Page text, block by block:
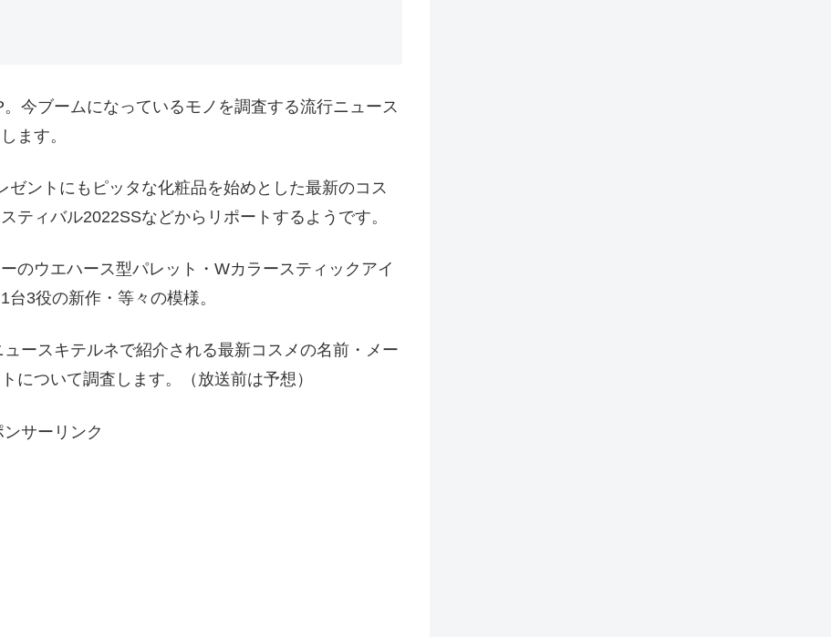
今ブームになっているモノを調査する流行ニュース
ます。
ントにもピッタな化粧品を始めとした最新のコス
ティバル2022SSなどからリポートするようです。
のウエハース型パレット・Wカラースティックアイ
3役の新作・等々の模様。
ースキテルネで紹介される最新コスメの名前・メー
について調査します。（放送前は予想）
ンサーリンク